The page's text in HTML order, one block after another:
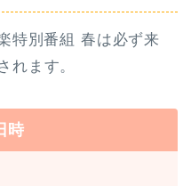
特別番組 春は必ず来
れます。
時